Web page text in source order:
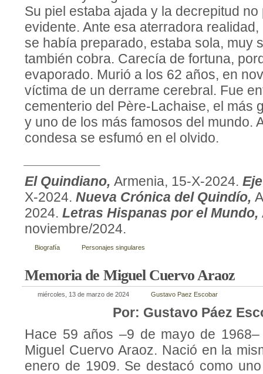
Su piel estaba ajada y la decrepitud
evidente. Ante esa aterradora
se había preparado, estaba sola, muy
también cobra. Carecía de fortuna,
evaporado. Murió a los 62 años, en
víctima de un derrame cerebral. Fue
cementerio del Père-Lachaise, el más
y uno de los más famosos del mundo.
condesa se esfumó en el olvido.
El Quindiano, Armenia, 15-X-2024.
X-2024. Nueva Crónica del Quindío,
2024. Letras Hispanas por el Mundo,
noviembre/2024.
Biografía Personajes singulares
Memoria de Miguel Cuervo Araoz
miércoles, 13 de marzo de 2024 Gustavo Paez Escobar
Por: Gustavo Páez
Hace 59 años –9 de mayo de
Miguel Cuervo Araoz. Nació en la
enero de 1909. Se destacó como